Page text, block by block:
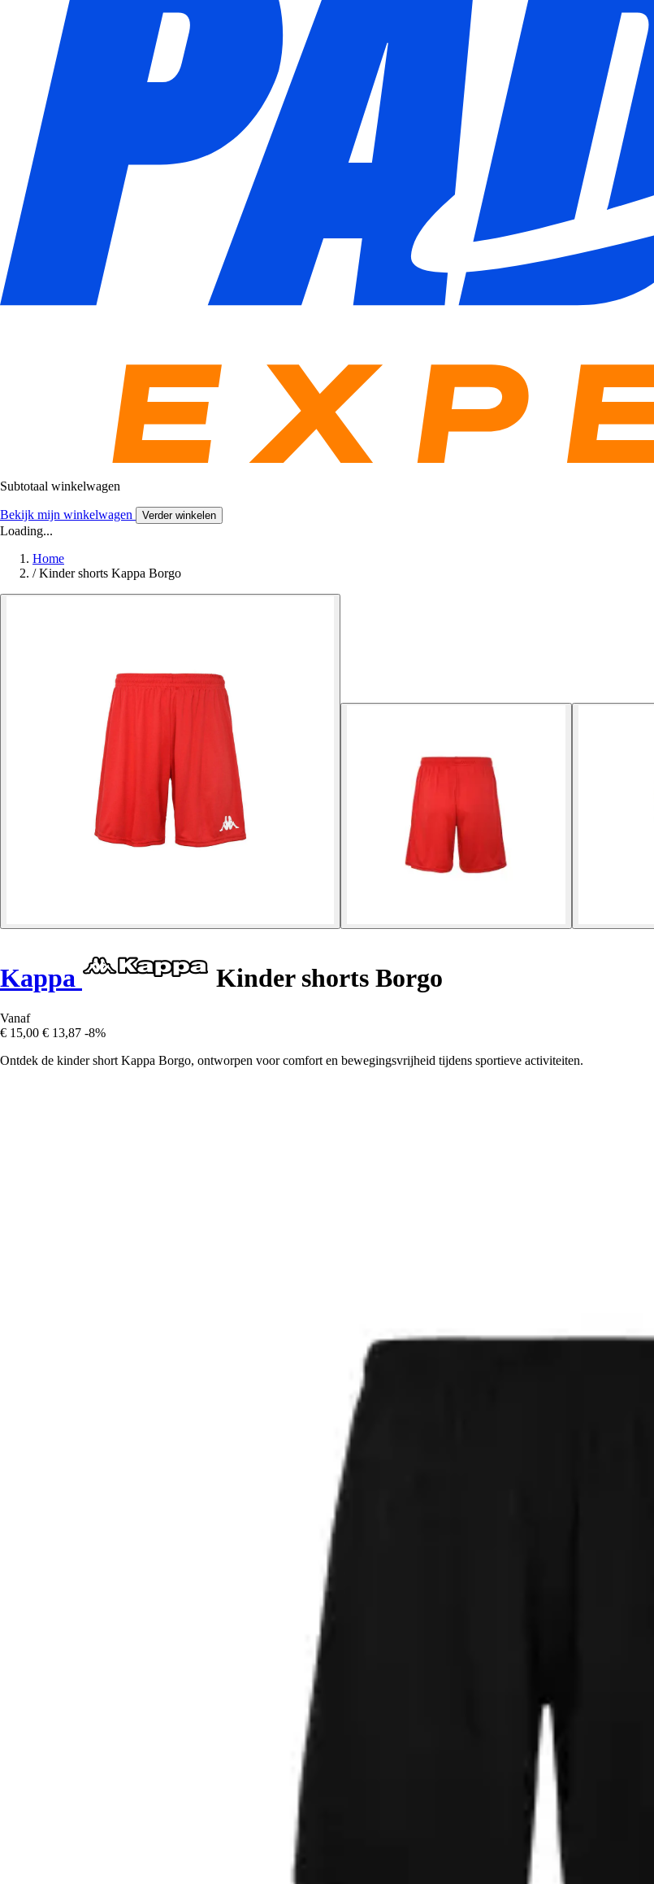
Subtotaal winkelwagen
Bekijk mijn winkelwagen Verder winkelen
Loading...
Home
/ Kinder shorts Kappa Borgo
Kappa Kinder shorts Borgo
Vanaf
€ 15,00 € 13,87 -8%
Ontdek de kinder short Kappa Borgo, ontworpen voor comfort en bewegingsvrijheid tijdens sportieve activiteiten.